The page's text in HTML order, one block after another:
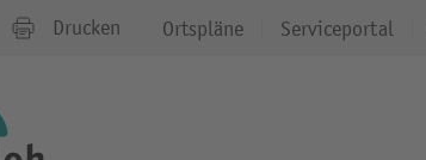
Drucken Ortspläne Serviceportal